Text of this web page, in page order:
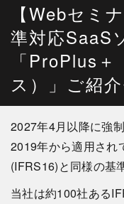
【Webセミ
準対応SaaS
「ProPlus
ス）」ご紹
2027年4月以降に強
2019年から適用され
(IFRS16)と同様の基
当社は約100社ある